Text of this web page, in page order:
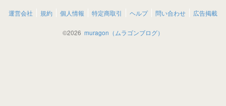
運営会社 規約 個人情報 特定商取引 ヘルプ 問い合わせ 広告掲載
©2026 muragon（ムラゴンブログ）